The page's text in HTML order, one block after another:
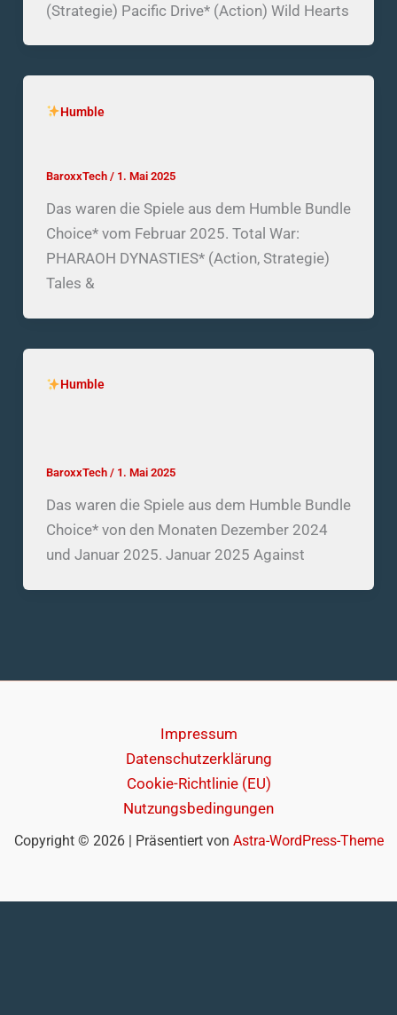
(Strategie) Pacific Drive* (Action) Wild Hearts
Humble
BaroxxTech / 1. Mai 2025
Das waren die Spiele aus dem Humble Bundle
Choice* vom Februar 2025. Total War:
PHARAOH DYNASTIES* (Action, Strategie)
Tales &
Humble
BaroxxTech / 1. Mai 2025
Das waren die Spiele aus dem Humble Bundle
Choice* von den Monaten Dezember 2024
und Januar 2025. Januar 2025 Against
Impressum
Datenschutzerklärung
Cookie-Richtlinie (EU)
Nutzungsbedingungen
Copyright © 2026 | Präsentiert von Astra-WordPress-Theme